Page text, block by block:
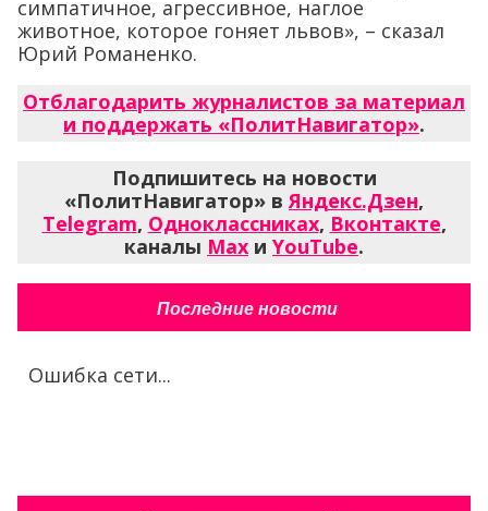
симпатичное, агрессивное, наглое
животное, которое гоняет львов», – сказал
Юрий Романенко.
Отблагодарить журналистов за материал
и поддержать «ПолитНавигатор».
Подпишитесь на новости
«ПолитНавигатор» вЯндекс.Дзен,
Telegram, Одноклассниках, Вконтакте,
каналы Max и YouTube.
Последние новости
Ошибка сети...